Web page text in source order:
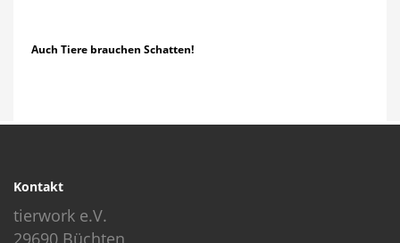
Auch Tiere brauchen Schatten!
Kontakt
tierwork e.V.
29690 Büchten